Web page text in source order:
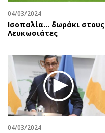
04/03/2024
Ισοπαλία… δωράκι στους
Λευκωσιάτες
04/03/2024